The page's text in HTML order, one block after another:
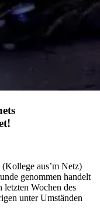
aus’m Netz)
genommen handelt
letzten Wochen des
unter Umständen